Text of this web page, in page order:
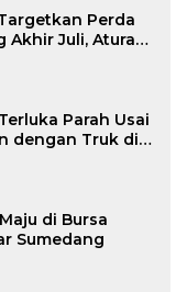
Perda
Akhir Juli, Aturan
Parah Usai
dengan Truk di
di Bursa
Sumedang